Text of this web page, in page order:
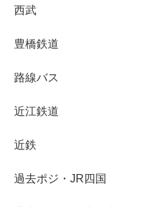
西武
豊橋鉄道
路線バス
近江鉄道
近鉄
過去ポジ・JR四国